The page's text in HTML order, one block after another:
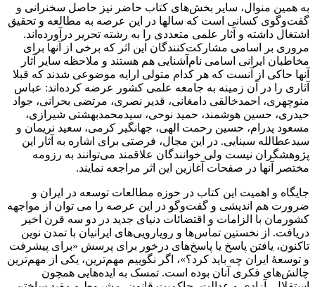
به همین منوال، سایر بخش‌های کتاب حاضر نیز حاصل سخنرانی و
گفت‌و‌گوی کسانی است که سالها در این عرصه به مطالعه و تحقیق
اشتغال داشته و آثار علمی متعددی را به رشته تحریر درآورده‌اند.
مروری بر اسامی مشارکت‌کنندگان این اثر که برخی از آنها برای
مخاطبان ایرانی اسامی نام‌آشنایی هم هستند و ملاحظه سایر آثار
آنها حاکی از آنست که هر کدام متولی ارایه موضوعی شدند که قبلا
آثاری را در آن زمینه به جامعه علمی کشور عرضه کرده‌اند: عباس
منوچهری، احمدخالقی دامغانی، قدیر نصری، مرتضی بحرانی، جواد
حیدری، حسین هوشمند، حمید نوحی، سیدمحمدبهشتی شیرازی،
مسعود پدرام، حسین رحمت الهی، جهانگیر کرمی، سعید نریمان و
سیدعطالله سینایی. در این مجال، فرصتی برای اشاره به آثار این
پژوهشگران نیست ولی خوانندگان علاقمند می‌توانند به رزومه
مختصر آنها در صفحات آغازین این اثر مراجعه نمایند.
جایگاه و اهمیت این کتاب در حوزه مطالعات توسعه در ایران و
ضرورت هم اندیشی و گفت‌و‌گو در این عرصه را می توان از مواجهه
کشورمان با الزامات و اقتضائات دنیای جدید در دو سه قرن اخیر
دریافت. از نخستین تماس‌ها و رویارویی‌های ایرانیان با تمدن نوین
تاکنون، یافتن پاسخ یا پاسخ‌های درخور برای پرسش «برای پیشرفت
و توسعۀ ایران چه باید کرد؟»، اگر نگوییم مهم‌ترین، یکی از مهم‌ترین
چالش‌های فکری آنان بوده است. تمسک به ایده‌هایی همچون